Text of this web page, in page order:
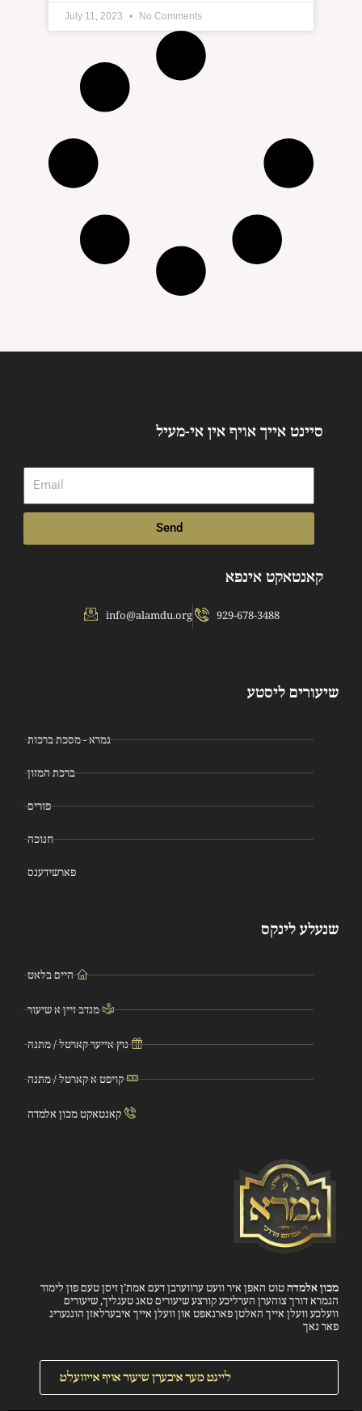
July 11, 2023 No Comments
סיינט אייך אויף אין אי-מעיל
Email
Send
קאנטאקט אינפא
info@alamdu.org 929-678-3488
שיעורים ליסטע
גמרא - מסכת ברכות
ברכת המזון
פורים
חנוכה
פארשידענס
שנעלע לינקס
היים בלאט
מנדב זיין א שיעור
נוץ אייער קארטל / מתנה
קויפט א קארטל / מתנה
קאנטאקט מכון אלמדה
מכון אלמדהטוט האפן איר וועט ערווערבן דעם אמת’ן זיסן טעם פון לימוד
הגמרא דורך צוהערן הערליכע קורצע שיעורים טאג טעגליך, שיעורים
וועלכע וועלן אייך האלטן פארגאפט און וועלן אייך איבערלאזן הונגעריג
פאר נאך
ליינט מער איבערן שיעור אויף אייוועלט